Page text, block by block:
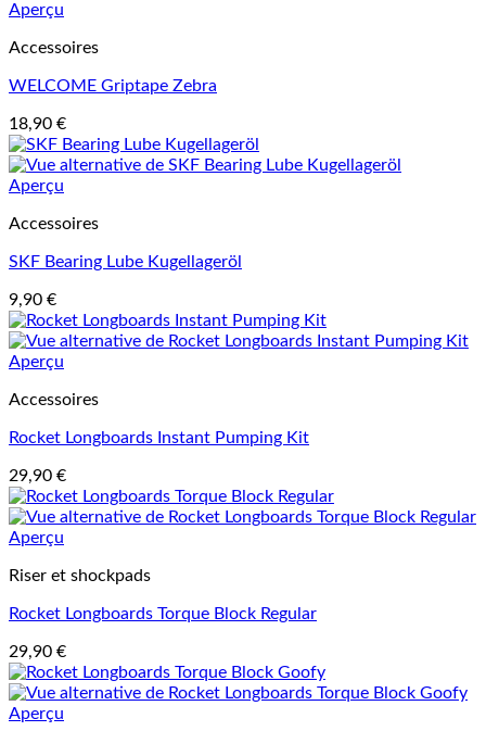
Aperçu
Accessoires
WELCOME Griptape Zebra
18,90 €
Aperçu
Accessoires
SKF Bearing Lube Kugellageröl
9,90 €
Aperçu
Accessoires
Rocket Longboards Instant Pumping Kit
29,90 €
Aperçu
Riser et shockpads
Rocket Longboards Torque Block Regular
29,90 €
Aperçu